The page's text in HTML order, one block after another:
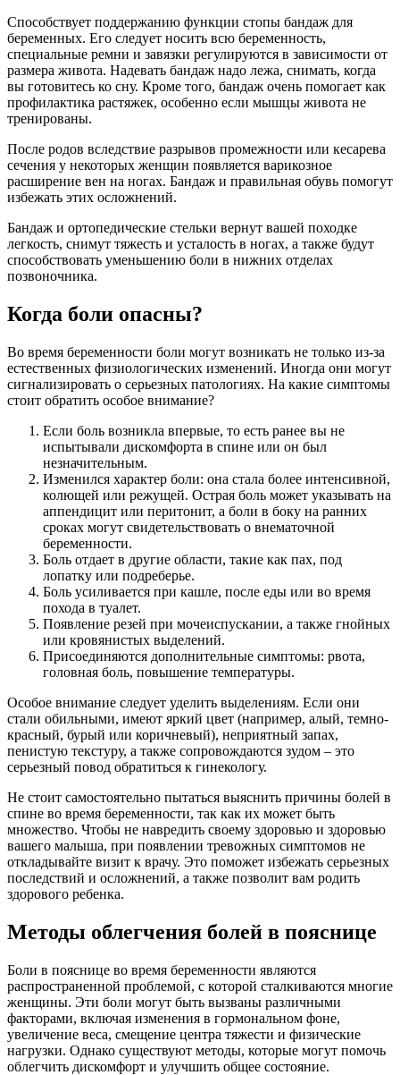
Способствует поддержанию функции стопы бандаж для
беременных. Его следует носить всю беременность,
специальные ремни и завязки регулируются в зависимости от
размера живота. Надевать бандаж надо лежа, снимать, когда
вы готовитесь ко сну. Кроме того, бандаж очень помогает как
профилактика растяжек, особенно если мышцы живота не
тренированы.
После родов вследствие разрывов промежности или кесарева
сечения у некоторых женщин появляется варикозное
расширение вен на ногах. Бандаж и правильная обувь помогут
избежать этих осложнений.
Бандаж и ортопедические стельки вернут вашей походке
легкость, снимут тяжесть и усталость в ногах, а также будут
способствовать уменьшению боли в нижних отделах
позвоночника.
Когда боли опасны?
Во время беременности боли могут возникать не только из-за
естественных физиологических изменений. Иногда они могут
сигнализировать о серьезных патологиях. На какие симптомы
стоит обратить особое внимание?
Если боль возникла впервые, то есть ранее вы не
испытывали дискомфорта в спине или он был
незначительным.
Изменился характер боли: она стала более интенсивной,
колющей или режущей. Острая боль может указывать на
аппендицит или перитонит, а боли в боку на ранних
сроках могут свидетельствовать о внематочной
беременности.
Боль отдает в другие области, такие как пах, под
лопатку или подреберье.
Боль усиливается при кашле, после еды или во время
похода в туалет.
Появление резей при мочеиспускании, а также гнойных
или кровянистых выделений.
Присоединяются дополнительные симптомы: рвота,
головная боль, повышение температуры.
Особое внимание следует уделить выделениям. Если они
стали обильными, имеют яркий цвет (например, алый, темно-
красный, бурый или коричневый), неприятный запах,
пенистую текстуру, а также сопровождаются зудом – это
серьезный повод обратиться к гинекологу.
Не стоит самостоятельно пытаться выяснить причины болей в
спине во время беременности, так как их может быть
множество. Чтобы не навредить своему здоровью и здоровью
вашего малыша, при появлении тревожных симптомов не
откладывайте визит к врачу. Это поможет избежать серьезных
последствий и осложнений, а также позволит вам родить
здорового ребенка.
Методы облегчения болей в пояснице
Боли в пояснице во время беременности являются
распространенной проблемой, с которой сталкиваются многие
женщины. Эти боли могут быть вызваны различными
факторами, включая изменения в гормональном фоне,
увеличение веса, смещение центра тяжести и физические
нагрузки. Однако существуют методы, которые могут помочь
облегчить дискомфорт и улучшить общее состояние.